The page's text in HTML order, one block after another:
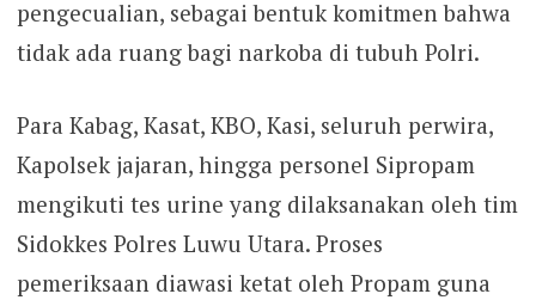
pengecualian, sebagai bentuk komitmen bahwa
tidak ada ruang bagi narkoba di tubuh Polri.
Para Kabag, Kasat, KBO, Kasi, seluruh perwira,
Kapolsek jajaran, hingga personel Sipropam
mengikuti tes urine yang dilaksanakan oleh tim
Sidokkes Polres Luwu Utara. Proses
pemeriksaan diawasi ketat oleh Propam guna